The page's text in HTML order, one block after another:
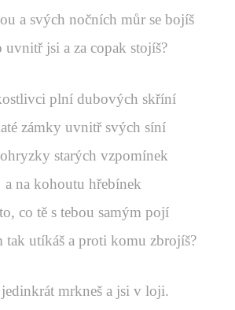
a svých nočních můr se bojíš
uvnitř jsi a za copak stojíš?
plní dubových skříní
zámky uvnitř svých síní
starých vzpomínek
a na kohoutu hřebínek
co tě s tebou samým pojí
tak utíkáš a proti komu zbrojíš?
jedinkrát mrkneš a jsi v loji.